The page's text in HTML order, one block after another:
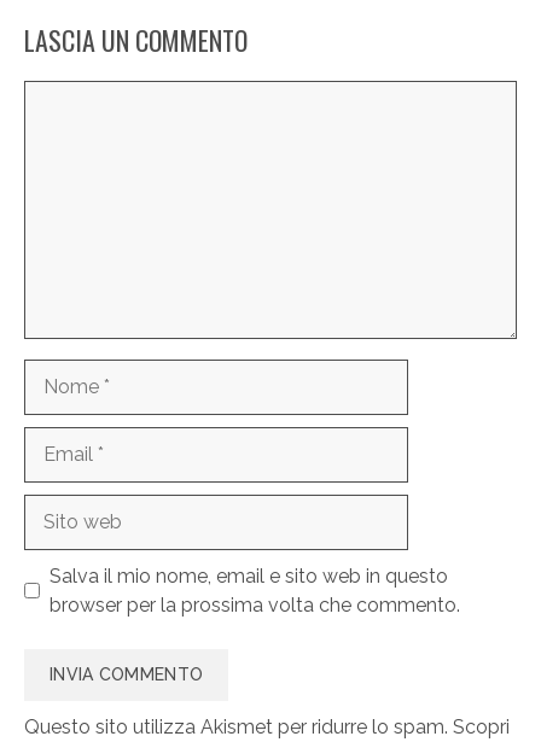
LASCIA UN COMMENTO
web
Salva il mio nome, email e sito web in questo
browser per la prossima volta che commento.
Questo sito utilizza Akismet per ridurre lo spam. Scopri